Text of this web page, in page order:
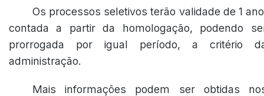
Os processos seletivos terão validade de 1
contada a partir da homologação, podendo
prorrogada por igual período, a critério
administração.
Mais informações podem ser obtidas